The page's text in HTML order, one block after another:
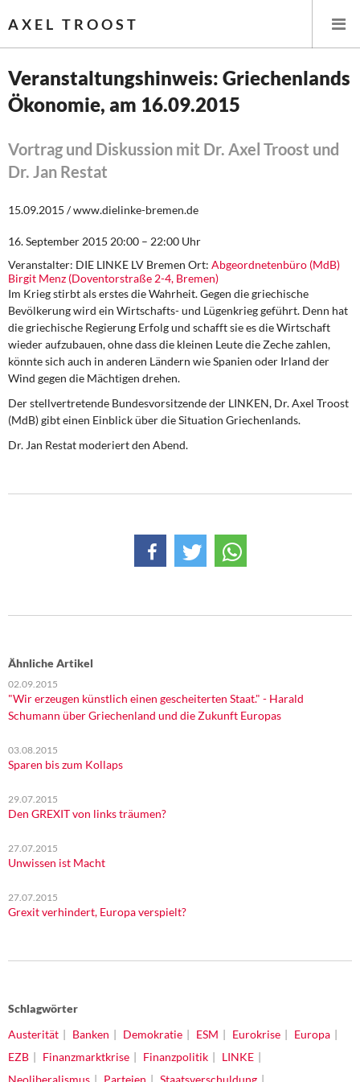
AXEL TROOST
Startseite
Themen
Steuer- und Finanzpolitik
Öffentliche Infrastruktur und Daseinsvorsorge
Eurokrise und Griechenland
DIE LINKE
Weitere Themen
Memo-Gruppe
Veranstaltungshinweis: Griechenlands
Ökonomie, am 16.09.2015
Vortrag und Diskussion mit Dr. Axel Troost und
Dr. Jan Restat
15.09.2015 / www.dielinke-bremen.de
16. September 2015 20:00 – 22:00 Uhr
Veranstalter: DIE LINKE LV Bremen Ort: Abgeordnetenbüro (MdB)
Birgit Menz (Doventorstraße 2-4, Bremen)
Im Krieg stirbt als erstes die Wahrheit. Gegen die griechische
Bevölkerung wird ein Wirtschafts- und Lügenkrieg geführt. Denn hat
die griechische Regierung Erfolg und schafft sie es die Wirtschaft
wieder aufzubauen, ohne dass die kleinen Leute die Zeche zahlen,
könnte sich auch in anderen Ländern wie Spanien oder Irland der
Wind gegen die Mächtigen drehen.
Der stellvertretende Bundesvorsitzende der LINKEN, Dr. Axel Troost
(MdB) gibt einen Einblick über die Situation Griechenlands.
Dr. Jan Restat moderiert den Abend.
Ähnliche Artikel
02.09.2015
"Wir erzeugen künstlich einen gescheiterten Staat." - Harald
Schumann über Griechenland und die Zukunft Europas
03.08.2015
Sparen bis zum Kollaps
29.07.2015
Den GREXIT von links träumen?
27.07.2015
Unwissen ist Macht
27.07.2015
Grexit verhindert, Europa verspielt?
Schlagwörter
Austerität
Banken Demokratie ESM Eurokrise
Europa
EZB
Finanzmarktkrise Finanzpolitik
LINKE
Neoliberalismus
Parteien Staatsverschuldung